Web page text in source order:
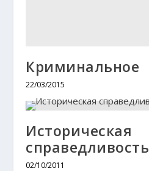
Криминальное
22/03/2015
Историческая
справедливость
02/10/2011